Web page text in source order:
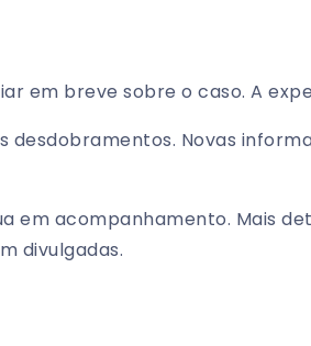
em breve sobre o caso. A
desdobramentos. Novas
em acompanhamento. Mais
divulgadas.